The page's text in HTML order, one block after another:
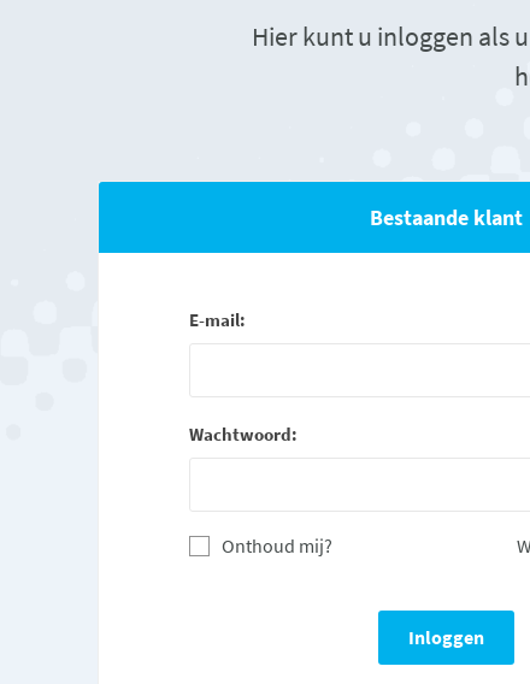
Hier kunt u inloggen als
Bestaande klant
E-mail:
Wachtwoord:
Onthoud mij?